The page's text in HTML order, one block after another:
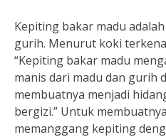
Kepiting bakar madu
gurih. Menurut koki
“Kepiting bakar madu
manis dari madu dan gurih
membuatnya menjadi
bergizi.” Untuk
memanggang kepiting